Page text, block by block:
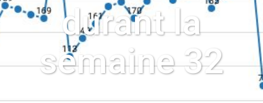
durant la
semaine 32